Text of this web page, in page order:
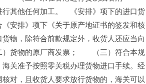
其他任何加工。　《安排》项下的进口货
安排》项下《关于原产地证书的签发和核
物，除符合前款规定外，收货人还应当向
货物的原厂商发票；　　（三）符合本规
关准予按照零关税办理货物进口手续。经
对，且收货人要求放行货物的，海关可以